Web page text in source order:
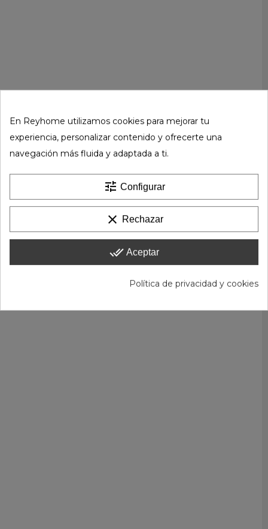
En Reyhome utilizamos cookies para mejorar tu
experiencia, personalizar contenido y ofrecerte una
navegación más fluida y adaptada a ti.
tune Configurar
clear Rechazar
done_all Aceptar
Política de privacidad y cookies